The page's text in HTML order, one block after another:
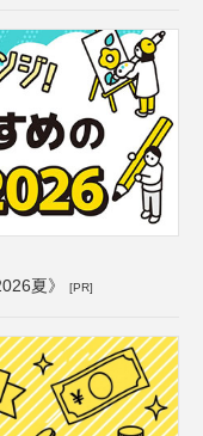
夏》 [PR]